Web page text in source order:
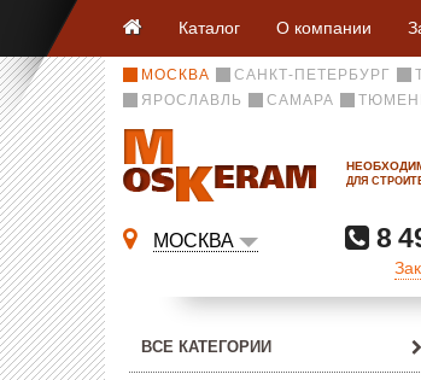
Каталог О компании
МОСКВА САНКТ-ПЕТЕРБУРГ
ЯРОСЛАВЛЬ
САМАРА
ДЛЯ
МОСКВА 8
ВСЕ КАТЕГОРИИ